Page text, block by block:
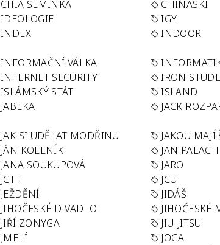
CHIA SEMÍNKA
CHINASKI
IDEOLOGIE
IGY
INDEX
INDOOR
INFORMAČNÍ VÁLKA
INTERNET SECURITY
IRON
ISLÁMSKÝ STÁT
ISLAND
JABLKA
JACK
JAK SI UDĚLAT MODŘINU
JAKOU MAJÍ
JÁN KOLENÍK
JAN PALACH
JANA SOUKUPOVÁ
JARO
JCTT
JCU
JEŽDĚNÍ
JIDÁŠ
JIHOČESKÉ DIVADLO
JIHOČESKÉ
JIŘÍ ZONYGA
JIU-JITSU
JMELÍ
JOGA